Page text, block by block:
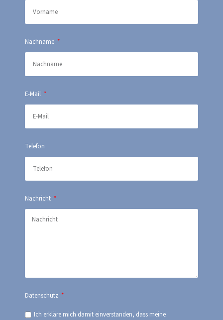
Nachname
E-Mail
Telefon
Nachricht
Datenschutz
Ich erkläre mich damit einverstanden, dass meine